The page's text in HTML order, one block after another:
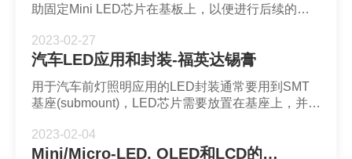
助固定Mini LED芯片在基板上，以便进行后续的加
着力有一定的要求，以确保Mini LED芯片能够稳定
地粘在基板上，避免在转移过程中移动或脱落。
2023-02-27
汽车LED应用和封装-福英达锡膏
用于汽车前灯照明应用的LED封装通常要用到SMT
基座(submount)，LED芯片需要放置在基座上，并在
端可以通过引线键合或倒装形式与电触点连接。LED
芯片倒装键合是将基板(substrate)朝上和p-GaN层朝
2023-02-04
Mini/Micro-LED, OLED和LCD的比较_福英达Mini-LED锡膏